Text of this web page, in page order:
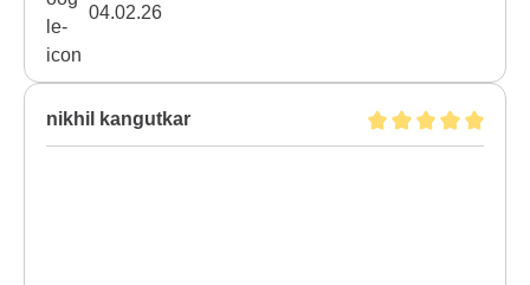
04.02.26
nikhil kangutkar